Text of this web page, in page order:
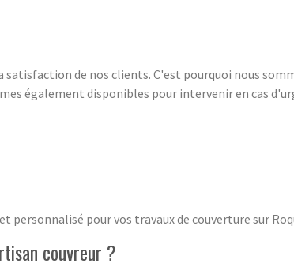
de nos clients. C'est pourquoi nous
également disponibles pour intervenir en cas
pour vos travaux de couverture sur
couvreur ?